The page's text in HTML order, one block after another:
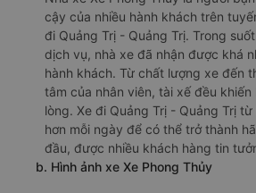
cậy của nhiều hành khách trên
đi Quảng Trị - Quảng Trị. Trong
dịch vụ, nhà xe đã nhận được khá
hành khách. Từ chất lượng xe đến
tâm của nhân viên, tài xế đều
lòng. Xe đi Quảng Trị - Quảng Trị
hơn mỗi ngày để có thể trở thành
đầu, được nhiều khách hàng tin
b. Hình ảnh xe Xe Phong Thủy